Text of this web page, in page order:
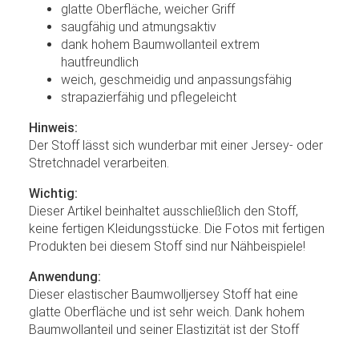
glatte Oberfläche, weicher Griff
saugfähig und atmungsaktiv
dank hohem Baumwollanteil extrem
hautfreundlich
weich, geschmeidig und anpassungsfähig
strapazierfähig und pflegeleicht
Hinweis:
Der Stoff lässt sich wunderbar mit einer Jersey- oder
Stretchnadel verarbeiten.
Wichtig:
Dieser Artikel beinhaltet ausschließlich den Stoff,
keine fertigen Kleidungsstücke. Die Fotos mit fertigen
Produkten bei diesem Stoff sind nur Nähbeispiele!
Anwendung:
Dieser elastischer Baumwolljersey Stoff hat eine
glatte Oberfläche und ist sehr weich. Dank hohem
Baumwollanteil und seiner Elastizität ist der Stoff